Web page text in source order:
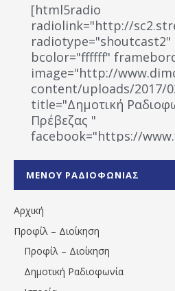
[html5radio
radiolink="http://
radiotype="shoutcast2"
bcolor="ffffff"
image="http://
content/uploads/2017/
title="Δημοτική
Πρέβεζας "
facebook="https://
1531194763766854/"
ΜΕΝΟΥ ΡΑΔΙΟΦΩΝΙΑΣ
Αρχική
Προφίλ – Διοίκηση
Προφίλ – Διοίκηση
Δημοτική Ραδιοφωνία